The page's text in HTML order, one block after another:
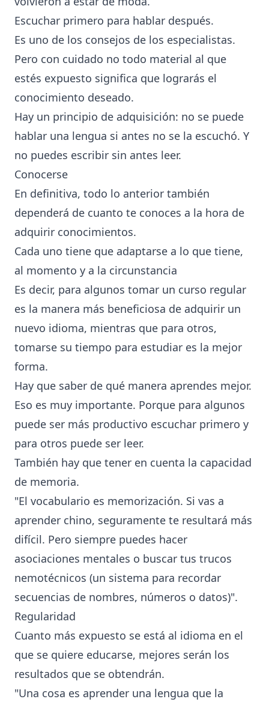
Escuchar primero para hablar después.
Es uno de los consejos de los especialistas.
Pero con cuidado no todo material al que
estés expuesto significa que lograrás el
conocimiento deseado.
Hay un principio de adquisición: no se puede
hablar una lengua si antes no se la escuchó. Y
no puedes escribir sin antes leer.
Conocerse
En definitiva, todo lo anterior también
dependerá de cuanto te conoces a la hora de
adquirir conocimientos.
Cada uno tiene que adaptarse a lo que tiene,
al momento y a la circunstancia
Es decir, para algunos tomar un curso regular
es la manera más beneficiosa de adquirir un
nuevo idioma, mientras que para otros,
tomarse su tiempo para estudiar es la mejor
forma.
Hay que saber de qué manera aprendes mejor.
Eso es muy importante. Porque para algunos
puede ser más productivo escuchar primero y
para otros puede ser leer.
También hay que tener en cuenta la capacidad
de memoria.
"El vocabulario es memorización. Si vas a
aprender chino, seguramente te resultará más
difícil. Pero siempre puedes hacer
asociaciones mentales o buscar tus trucos
nemotécnicos (un sistema para recordar
secuencias de nombres, números o datos)".
Regularidad
Cuanto más expuesto se está al idioma en el
que se quiere educarse, mejores serán los
resultados que se obtendrán.
"Una cosa es aprender una lengua que la